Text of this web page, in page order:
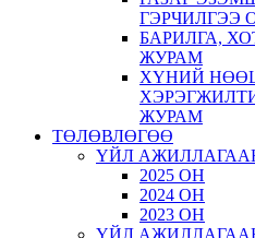
ГЭРЧИЛГЭЭ
БАРИЛГА,
ЖУРАМ
ХҮНИЙ
ЖУРАМ
ТӨЛӨВЛӨГӨӨ
ҮЙЛ
2025 ОН
2024 ОН
2023 ОН
ҮЙЛ